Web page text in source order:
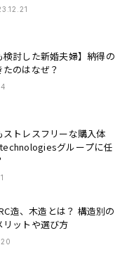
検討した新婚夫婦】納得の
のはなぜ？
ストレスフリーな購入体
グループに任
造、木造とは？ 構造別の
ットや選び方